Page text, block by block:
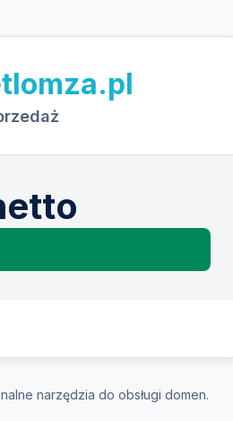
narzędzia do obsługi domen.